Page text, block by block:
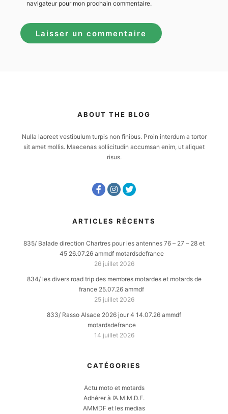
navigateur pour mon prochain commentaire.
ABOUT THE BLOG
Nulla laoreet vestibulum turpis non finibus. Proin interdum a tortor
sit amet mollis. Maecenas sollicitudin accumsan enim, ut aliquet
risus.
ARTICLES RÉCENTS
835/ Balade direction Chartres pour les antennes 76 – 27 – 28 et
45 26.07.26 ammdf motardsdefrance
26 juillet 2026
834/ les divers road trip des membres motardes et motards de
france 25.07.26 ammdf
25 juillet 2026
833/ Rasso Alsace 2026 jour 4 14.07.26 ammdf
motardsdefrance
14 juillet 2026
CATÉGORIES
Actu moto et motards
Adhérer à l’A.M.M.D.F.
AMMDF et les medias